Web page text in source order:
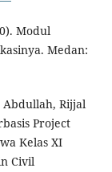
Modul
Medan:
Abdullah, Rijjal
Project
Kelas XI
Civil